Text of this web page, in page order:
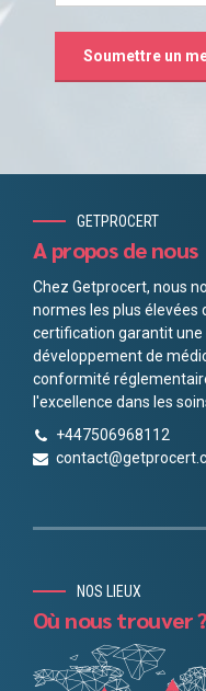
GETPROCERT
A propos de nous
Chez Getprocert, nous
normes les plus élevées
certification garantit
développement de
conformité
l'excellence dans les
+447506968112
NOS LIEUX
Où nous trouver ?